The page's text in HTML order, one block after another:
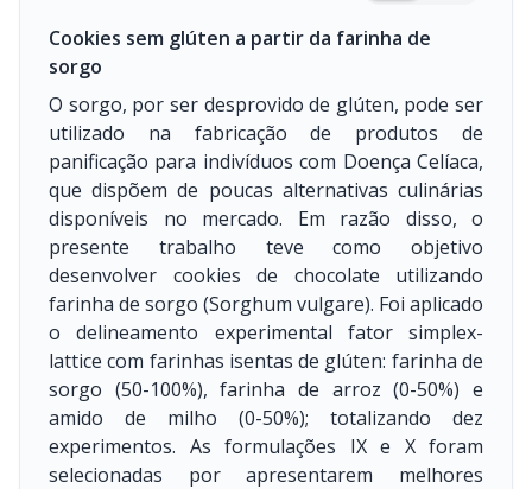
Cookies sem glúten a partir da farinha de
sorgo
O sorgo, por ser desprovido de glúten, pode ser
utilizado na fabricação de produtos de
panificação para indivíduos com Doença Celíaca,
que dispõem de poucas alternativas culinárias
disponíveis no mercado. Em razão disso, o
presente trabalho teve como objetivo
desenvolver cookies de chocolate utilizando
farinha de sorgo (Sorghum vulgare). Foi aplicado
o delineamento experimental fator simplex-
lattice com farinhas isentas de glúten: farinha de
sorgo (50-100%), farinha de arroz (0-50%) e
amido de milho (0-50%); totalizando dez
experimentos. As formulações IX e X foram
selecionadas por apresentarem melhores